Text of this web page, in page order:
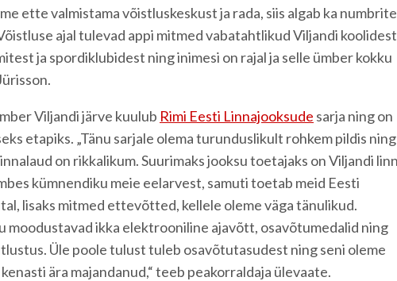
ette valmistama võistluskeskust ja rada, siis algab ka numbrite
ajal tulevad appi mitmed vabatahtlikud Viljandi
ja spordiklubidest ning inimesi on rajal ja selle ümber kokku
Viljandi järve kuulub Rimi Eesti Linnajooksude sarja ning on
etapiks. „Tänu sarjale olema turunduslikult rohkem pildis ning
on rikkalikum. Suurimaks jooksu toetajaks on Viljandi
kümnendiku meie eelarvest, samuti toetab meid Eesti
lisaks mitmed ettevõtted, kellele oleme väga tänulikud.
moodustavad ikka elektrooniline ajavõtt, osavõtumedalid ning
Üle poole tulust tuleb osavõtutasudest ning seni oleme
ära majandanud,“ teeb peakorraldaja ülevaate.